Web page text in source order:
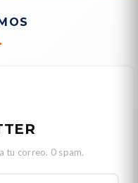
tu correo. 0 spam.